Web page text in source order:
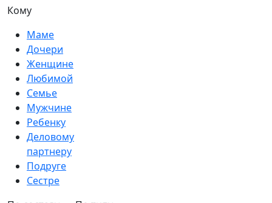
Кому
Маме
Дочери
Женщине
Любимой
Семье
Мужчине
Ребенку
Деловому
партнеру
Подруге
Сестре